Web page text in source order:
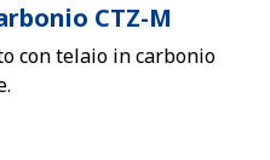
CTZ-M
con telaio in carbonio